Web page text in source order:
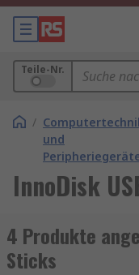
Teile-Nr.
/
und
InnoDisk
4 Produkte
Sticks